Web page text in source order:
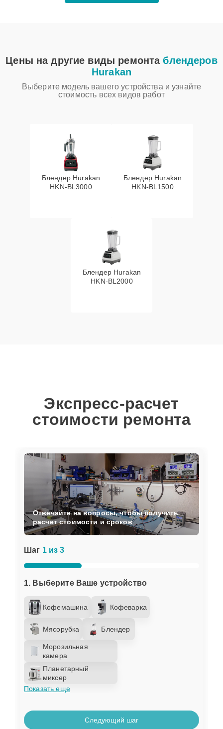
Цены на другие виды ремонта блендеров
Hurakan
Выберите модель вашего устройства и узнайте
стоимость всех видов работ
Блендер Hurakan
HKN‑BL3000
Блендер Hurakan
HKN‑BL1500
Блендер Hurakan
HKN‑BL2000
Экспресс-расчет
стоимости ремонта
Шаг 1 из 3
1. Выберите Ваше устройство
Кофемашина Кофеварка
Мясорубка Блендер
Морозильная
камера
Планетарный
миксер
Показать еще
Отвечайте на вопросы, чтобы получить
расчет стоимости и сроков
Следующий шаг